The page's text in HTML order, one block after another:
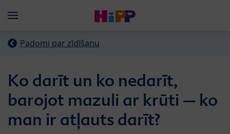
Menü
Padomi par zīdīšanu
Ko darīt un ko nedarīt,
barojot mazuli ar krūti – ko
man ir atļauts darīt?